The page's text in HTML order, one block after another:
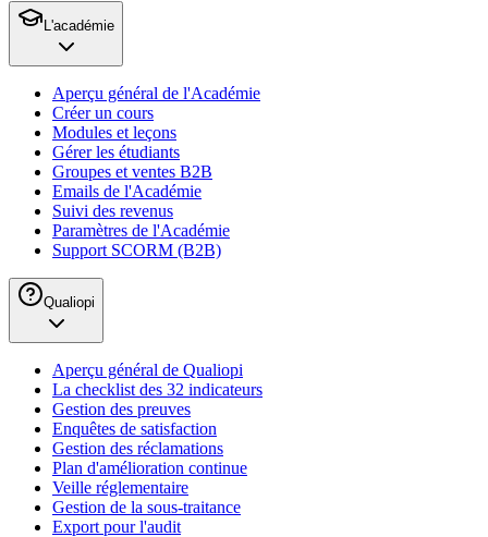
L'académie
Aperçu général de l'Académie
Créer un cours
Modules et leçons
Gérer les étudiants
Groupes et ventes B2B
Emails de l'Académie
Suivi des revenus
Paramètres de l'Académie
Support SCORM (B2B)
Qualiopi
Aperçu général de Qualiopi
La checklist des 32 indicateurs
Gestion des preuves
Enquêtes de satisfaction
Gestion des réclamations
Plan d'amélioration continue
Veille réglementaire
Gestion de la sous-traitance
Export pour l'audit